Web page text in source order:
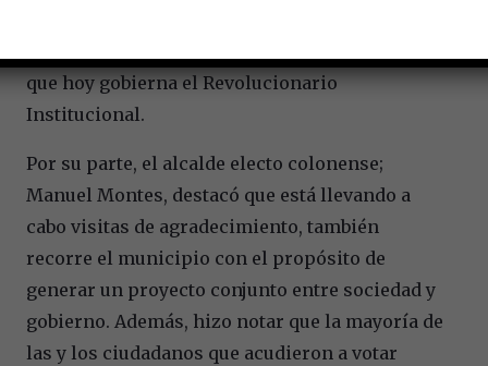
que hoy gobierna el Revolucionario
Institucional.
Por su parte, el alcalde electo colonense;
Manuel Montes, destacó que está llevando a
cabo visitas de agradecimiento, también
recorre el municipio con el propósito de
generar un proyecto conjunto entre sociedad y
gobierno. Además, hizo notar que la mayoría de
las y los ciudadanos que acudieron a votar